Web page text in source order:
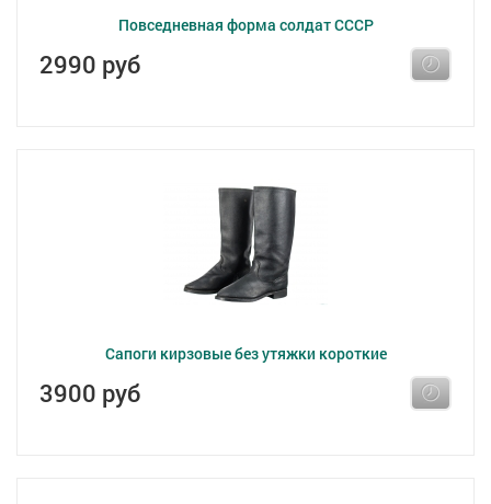
Повседневная форма солдат СССР
2990 руб
Сапоги кирзовые без утяжки короткие
3900 руб